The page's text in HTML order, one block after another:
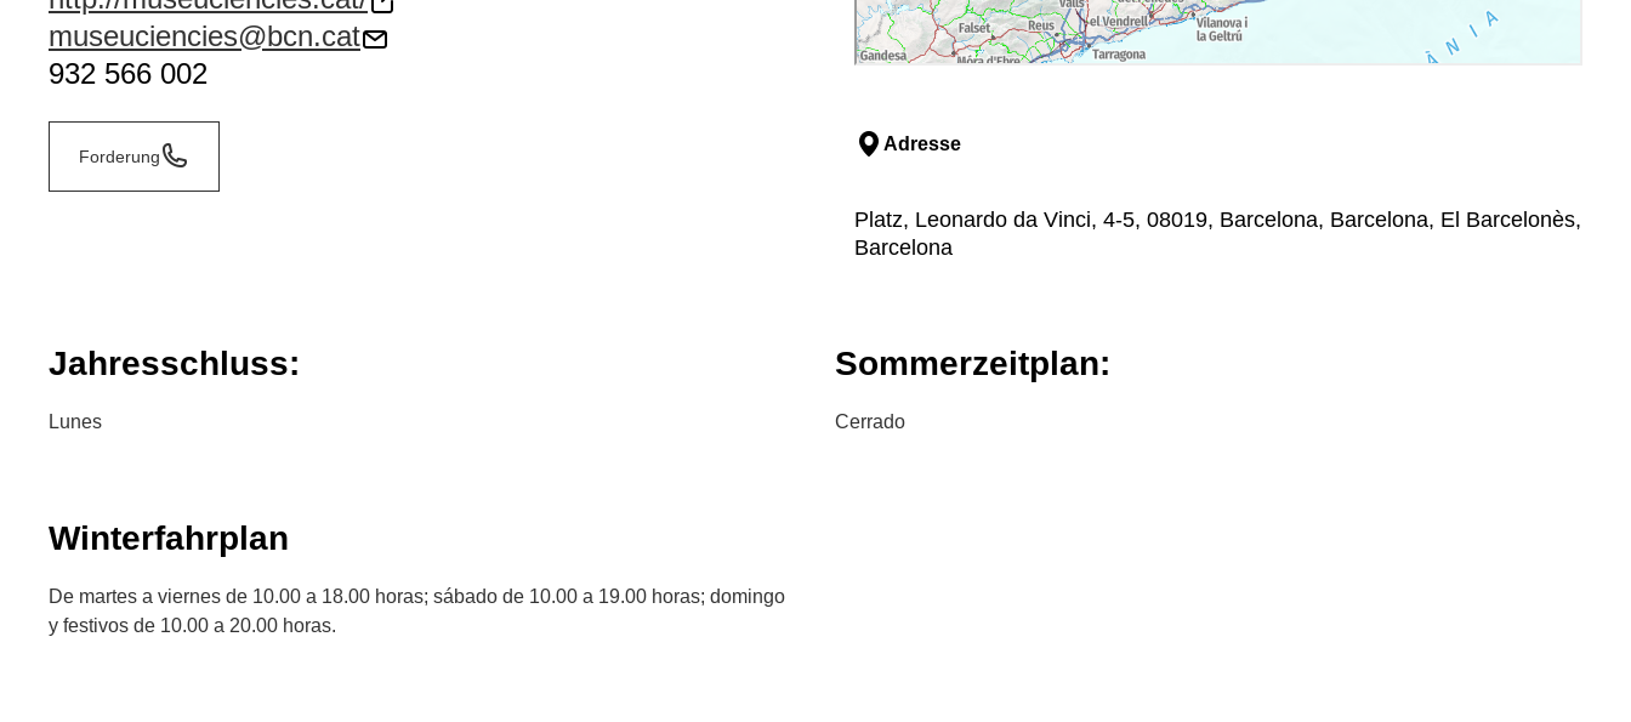
museuciencies@bcn.cat
932 566 002
Forderung
Adresse
Platz, Leonardo da Vinci, 4-5, 08019, Barcelona, Barcelona, El Barcelonès,
Barcelona
Jahresschluss:
Lunes
Sommerzeitplan:
Cerrado
Winterfahrplan
De martes a viernes de 10.00 a 18.00 horas; sábado de 10.00 a 19.00 horas; domingo
y festivos de 10.00 a 20.00 horas.